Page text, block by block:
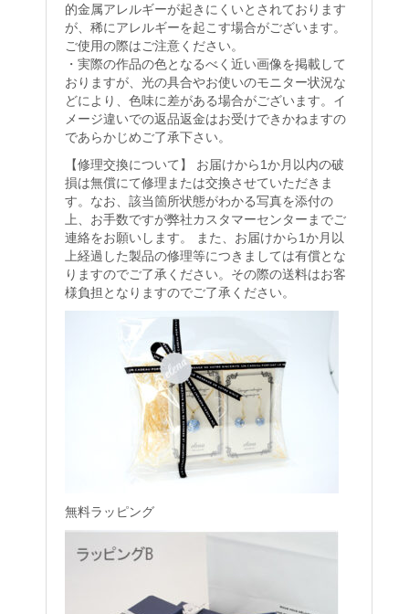
的金属アレルギーが起きにくいとされております
が、稀にアレルギーを起こす場合がございます。
ご使用の際はご注意ください。
・実際の作品の色となるべく近い画像を掲載して
おりますが、光の具合やお使いのモニター状況な
どにより、色味に差がある場合がございます。イ
メージ違いでの返品返金はお受けできかねますの
であらかじめご了承下さい。
【修理交換について】 お届けから1か月以内の破
損は無償にて修理または交換させていただきま
す。なお、該当箇所状態がわかる写真を添付の
上、お手数ですが弊社カスタマーセンターまでご
連絡をお願いします。 また、お届けから1か月以
上経過した製品の修理等につきましては有償とな
りますのでご了承ください。その際の送料はお客
様負担となりますのでご了承ください。
無料ラッピング